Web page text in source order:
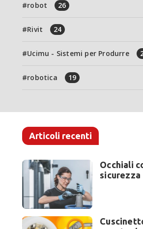
robot 26
Rivit 24
Ucimu - Sistemi per Produrre
robotica 19
Articoli recenti
Occhiali
sicurezza